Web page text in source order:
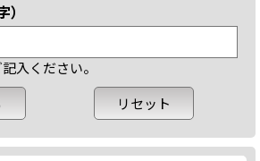
入ください。